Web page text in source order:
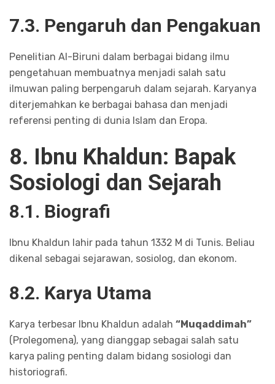
7.3. Pengaruh dan Pengakuan
Penelitian Al-Biruni dalam berbagai bidang ilmu
pengetahuan membuatnya menjadi salah satu
ilmuwan paling berpengaruh dalam sejarah. Karyanya
diterjemahkan ke berbagai bahasa dan menjadi
referensi penting di dunia Islam dan Eropa.
8. Ibnu Khaldun: Bapak
Sosiologi dan Sejarah
8.1. Biografi
Ibnu Khaldun lahir pada tahun 1332 M di Tunis. Beliau
dikenal sebagai sejarawan, sosiolog, dan ekonom.
8.2. Karya Utama
Karya terbesar Ibnu Khaldun adalah “Muqaddimah”
(Prolegomena), yang dianggap sebagai salah satu
karya paling penting dalam bidang sosiologi dan
historiografi.